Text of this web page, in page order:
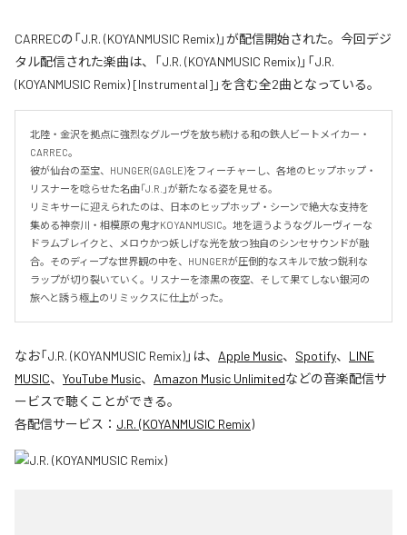
CARRECの「J.R. (KOYANMUSIC Remix)」が配信開始された。今回デジ
タル配信された楽曲は、「J.R. (KOYANMUSIC Remix)」「J.R.
(KOYANMUSIC Remix) [Instrumental]」を含む全2曲となっている。
北陸・金沢を拠点に強烈なグルーヴを放ち続ける和の鉄人ビートメイカー・
CARREC。
彼が仙台の至宝、HUNGER(GAGLE)をフィーチャーし、各地のヒップホップ・
リスナーを唸らせた名曲「J.R.」が新たなる姿を見せる。
リミキサーに迎えられたのは、日本のヒップホップ・シーンで絶大な支持を
集める神奈川・相模原の鬼才KOYANMUSIC。地を這うようなグルーヴィーな
ドラムブレイクと、メロウかつ妖しげな光を放つ独自のシンセサウンドが融
合。そのディープな世界観の中を、HUNGERが圧倒的なスキルで放つ鋭利な
ラップが切り裂いていく。リスナーを漆黒の夜空、そして果てしない銀河の
旅へと誘う極上のリミックスに仕上がった。
なお「J.R. (KOYANMUSIC Remix)」は、 Apple Music、 Spotify、 LINE
MUSIC、 YouTube Music、 Amazon Music Unlimitedなどの音楽配信サ
ービスで聴くことができる。
各配信サービス： J.R. (KOYANMUSIC Remix)